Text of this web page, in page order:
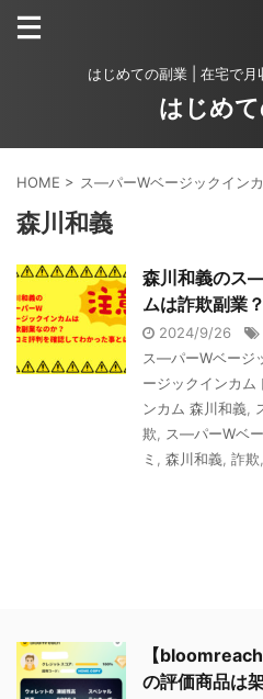
はじめての副業 | 在宅で
はじめ
HOME > ス―パーWベージックイン
森川和義
森川和義のス
ムは詐欺副業
2024/9/26
ス―パーWベージ
ージックインカム
ンカム 森川和義
欺
ス―パーWベ
ミ
森川和義 詐欺
【
の評価商品は